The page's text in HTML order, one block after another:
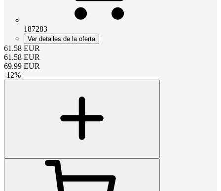
187283
Ver detalles de la oferta
61.58 EUR
61.58 EUR
69.99 EUR
-12%